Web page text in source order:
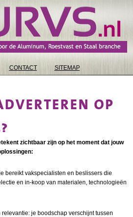
CONTACT SITEMAP
OP
zichtbaar zijn op het moment dat jouw
bereikt vakspecialisten en beslissers die
en in-koop van materialen, technologieën
relevantie: je boodschap verschijnt tussen